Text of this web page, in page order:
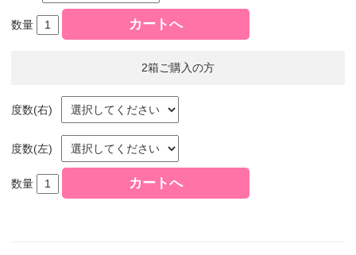
数量
2箱ご購入の方
度数(右)
度数(左)
数量